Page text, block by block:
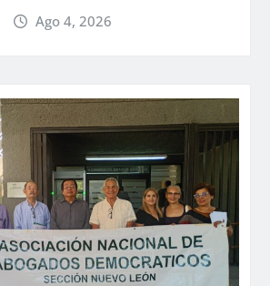
Ago 4, 2026